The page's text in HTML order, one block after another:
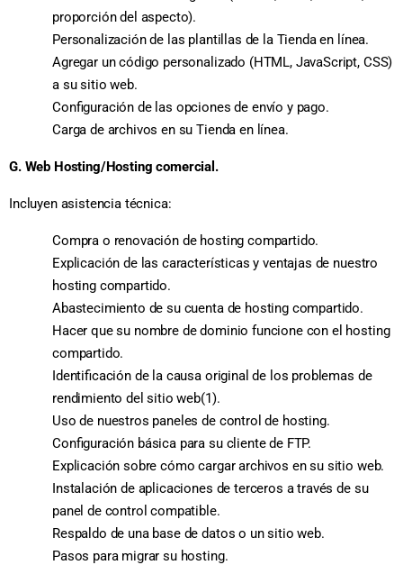
proporción del aspecto).
Personalización de las plantillas de la Tienda en línea.
Agregar un código personalizado (HTML, JavaScript, CSS)
a su sitio web.
Configuración de las opciones de envío y pago.
Carga de archivos en su Tienda en línea.
G. Web Hosting/Hosting comercial.
Incluyen asistencia técnica:
Compra o renovación de hosting compartido.
Explicación de las características y ventajas de nuestro
hosting compartido.
Abastecimiento de su cuenta de hosting compartido.
Hacer que su nombre de dominio funcione con el hosting
compartido.
Identificación de la causa original de los problemas de
rendimiento del sitio web(1).
Uso de nuestros paneles de control de hosting.
Configuración básica para su cliente de FTP.
Explicación sobre cómo cargar archivos en su sitio web.
Instalación de aplicaciones de terceros a través de su
panel de control compatible.
Respaldo de una base de datos o un sitio web.
Pasos para migrar su hosting.